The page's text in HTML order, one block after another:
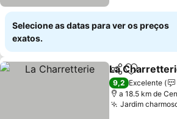
Selecione as datas para ver os preços
exatos.
PartilharAdicionar
La
9,2 Excelente
a 18.5 km de
Jardim